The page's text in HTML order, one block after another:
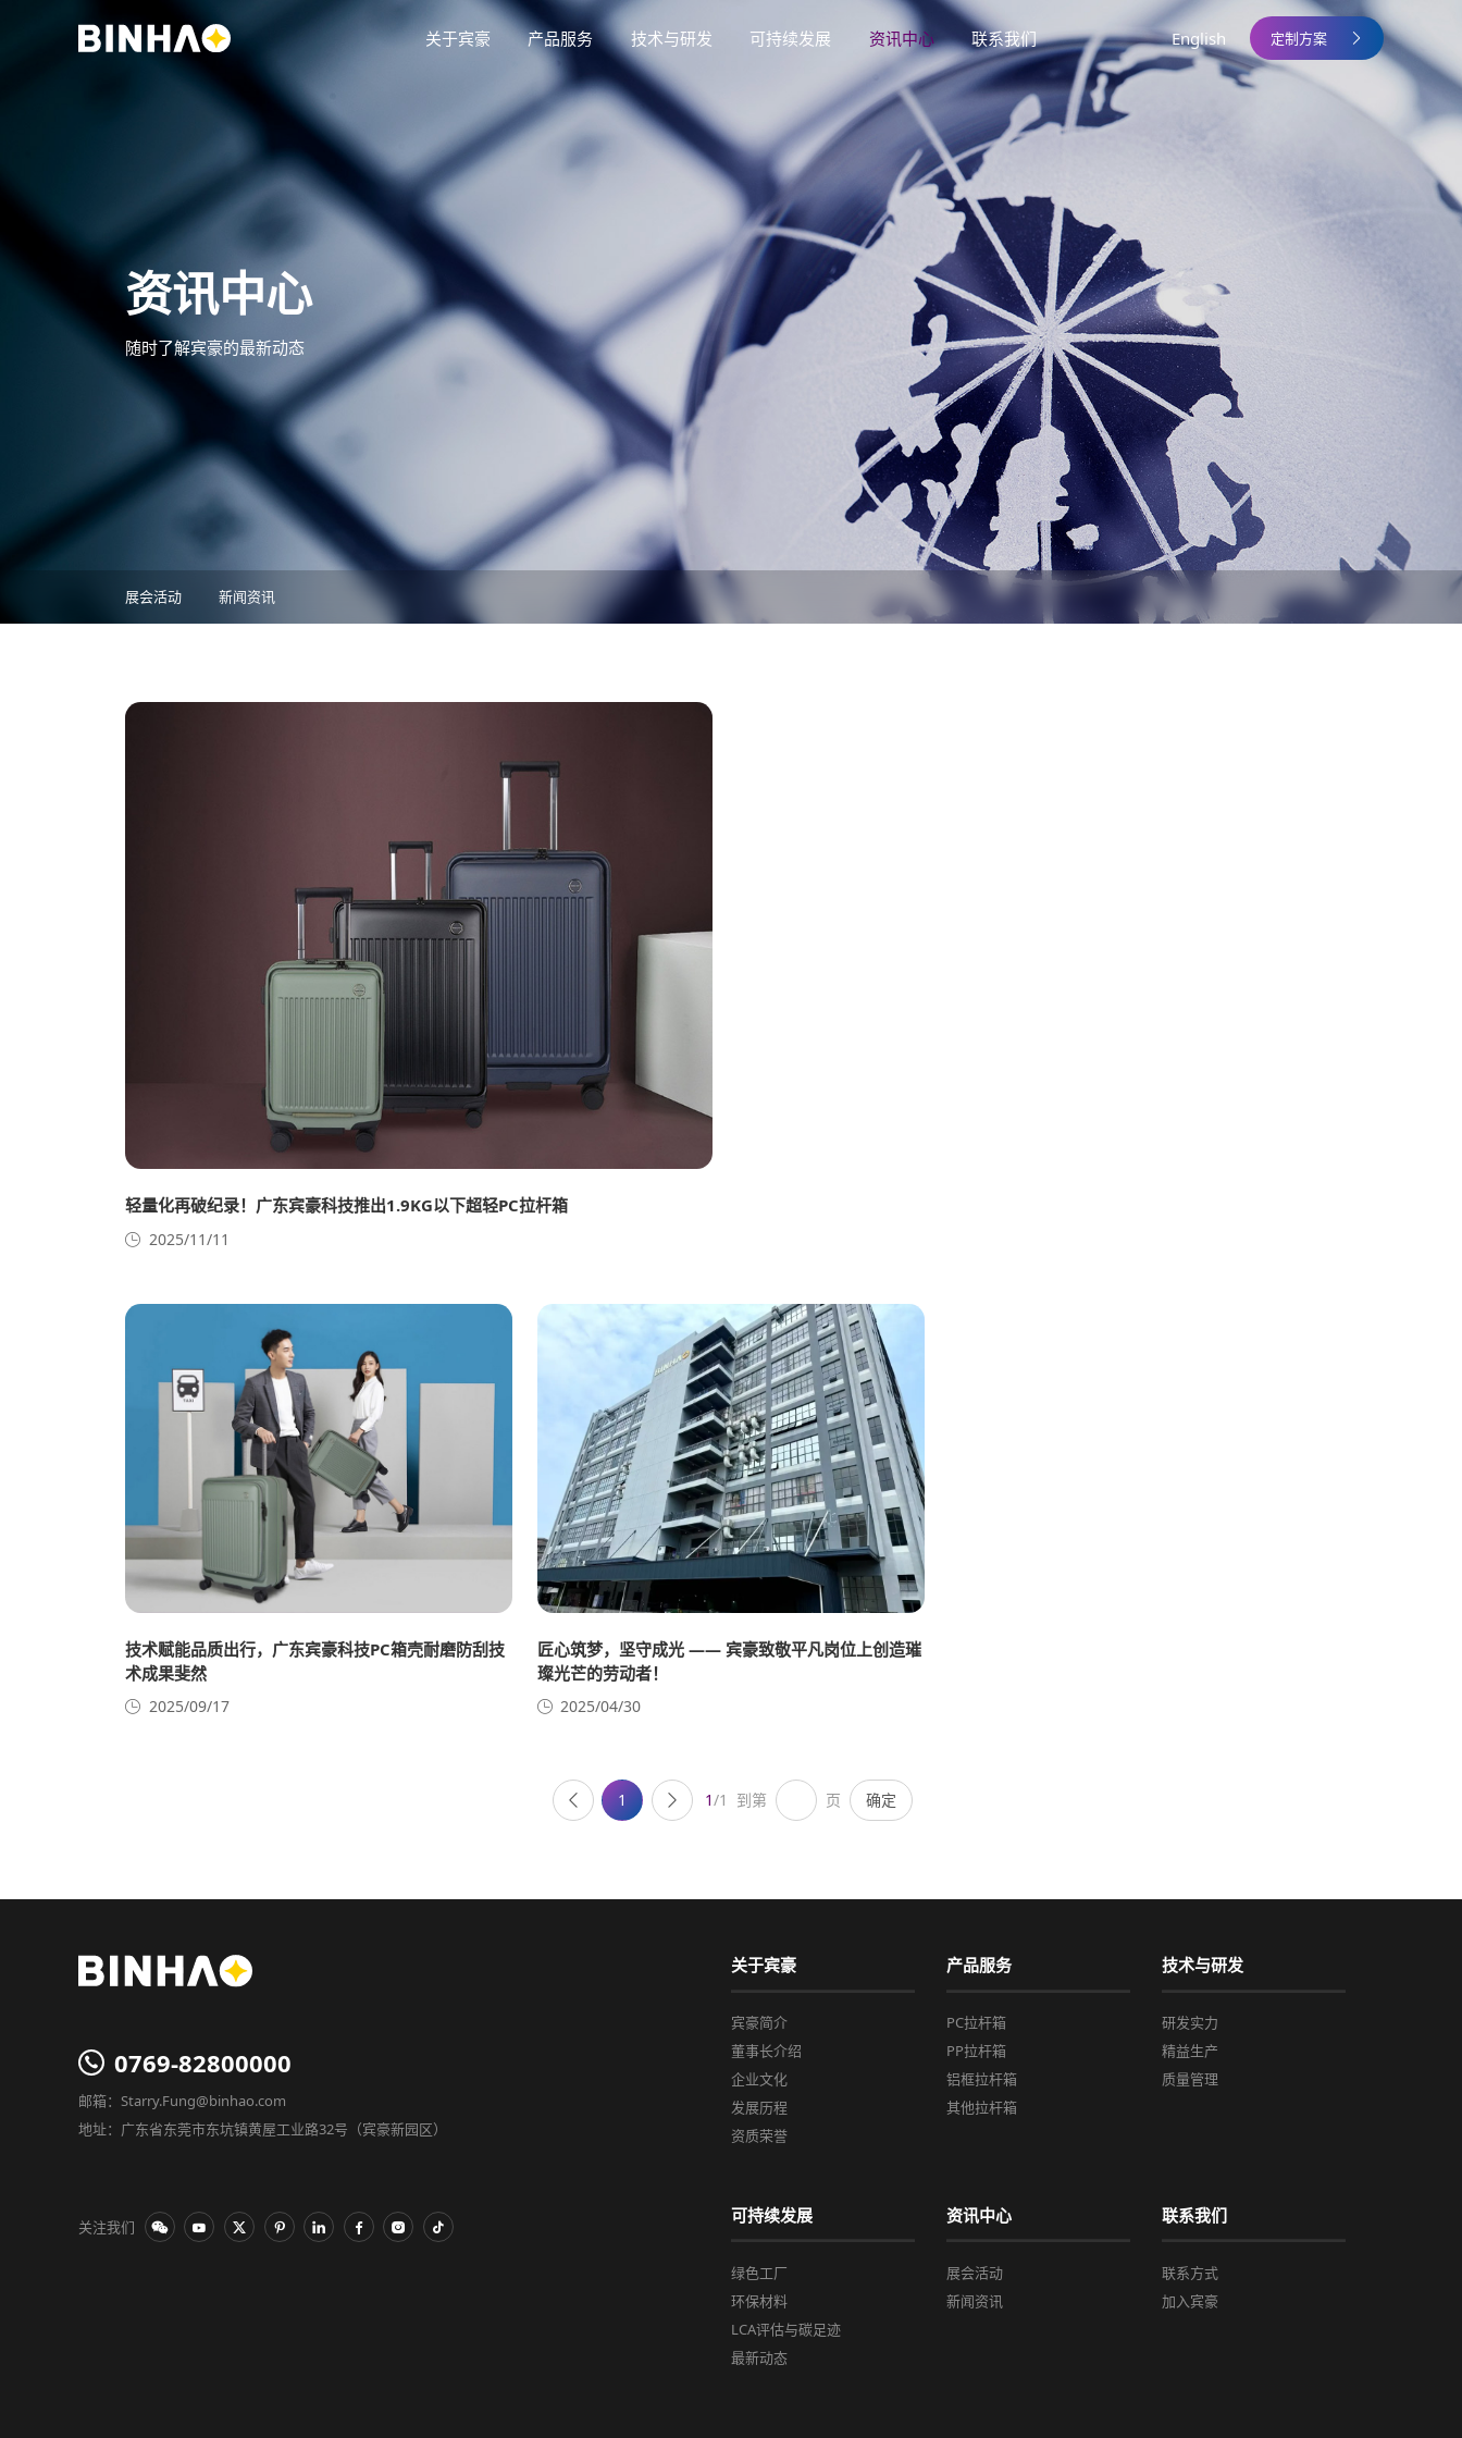
定制方案
English
关于宾豪 产品服务 技术与研发 可持续发展 资讯中心 联系我们
资讯中心
随时了解宾豪的最新动态
展会活动 新闻资讯
轻量化再破纪录！广东宾豪科技推出1.9KG以下超轻PC拉杆箱
2025/11/11
技术赋能品质出行，广东宾豪科技PC箱壳耐磨防刮技
术成果斐然​ ​
2025/09/17
匠心筑梦，坚守成光 —— 宾豪致敬平凡岗位上创造璀
璨光芒的劳动者！
2025/04/30
1 1/1 到第 页 确定
0769-82800000
邮箱：Starry.Fung@binhao.com
地址：广东省东莞市东坑镇黄屋工业路32号（宾豪新园区）
关注我们
关于宾豪
宾豪简介
董事长介绍
企业文化
发展历程
资质荣誉
产品服务
PC拉杆箱
PP拉杆箱
铝框拉杆箱
其他拉杆箱
技术与研发
研发实力
精益生产
质量管理
可持续发展
绿色工厂
环保材料
LCA评估与碳足迹
最新动态
资讯中心
展会活动
新闻资讯
联系我们
联系方式
加入宾豪